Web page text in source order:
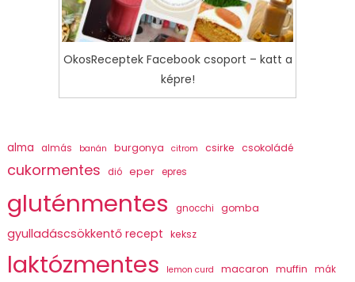
OkosReceptek Facebook csoport – katt a
képre!
alma almás banán burgonya citrom csirke csokoládé
cukormentes dió eper epres
gluténmentes gnocchi gomba
gyulladáscsökkentő recept keksz
laktózmentes lemon curd macaron muffin mák